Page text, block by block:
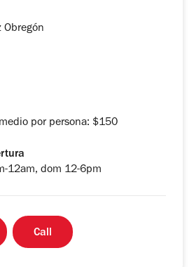
Obregón
por persona: $150
12am, dom 12-6pm
Call